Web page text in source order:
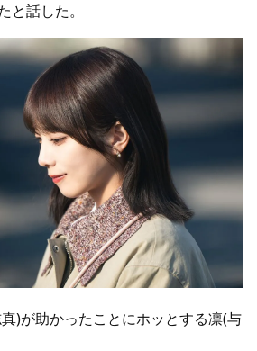
と話した。
)が助かったことにホッとする凛(与